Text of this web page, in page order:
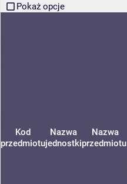
Pokaż opcje
Kod
przedmiotu
Nazwa
jednostki
Nazwa
przedmiotu